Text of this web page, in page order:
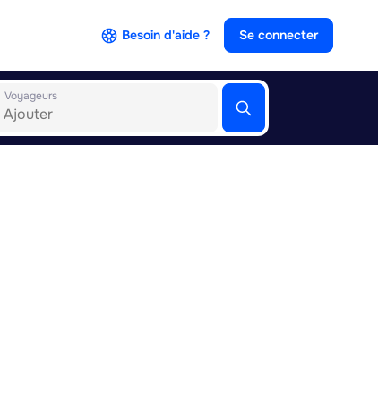
Besoin d'aide ? Se connecter
Voyageurs